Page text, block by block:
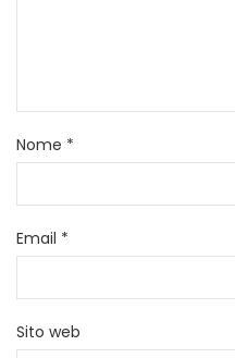
Nome *
Email *
Sito web